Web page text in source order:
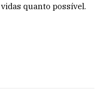
quanto possível.